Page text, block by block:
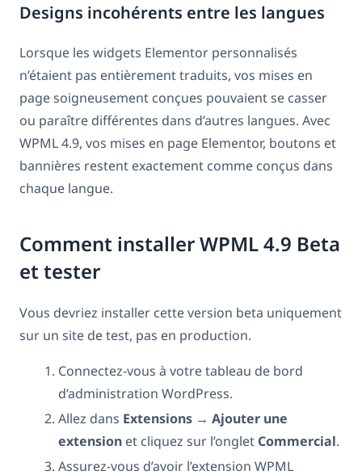
Designs incohérents entre les langues
Lorsque les widgets Elementor personnalisés
n’étaient pas entièrement traduits, vos mises en
page soigneusement conçues pouvaient se casser
ou paraître différentes dans d’autres langues. Avec
WPML 4.9, vos mises en page Elementor, boutons et
bannières restent exactement comme conçus dans
chaque langue.
Comment installer WPML 4.9 Beta
et tester
Vous devriez installer cette version beta uniquement
sur un site de test, pas en production.
Connectez-vous à votre tableau de bord
d’administration WordPress.
Allez dans Extensions → Ajouter une
extension et cliquez sur l’onglet Commercial.
Assurez-vous d’avoir l’extension WPML